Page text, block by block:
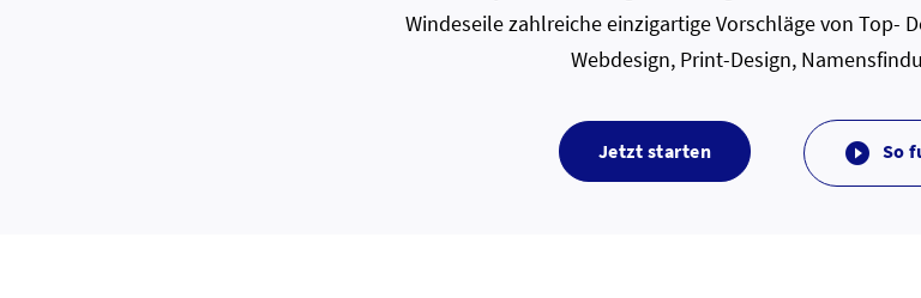
Windeseile zahlreiche einzigartige Vorschläge von Top-
Webdesign, Print-Design,
Jetzt starten  So